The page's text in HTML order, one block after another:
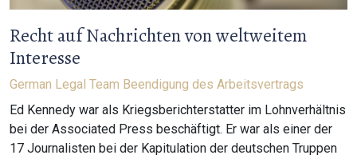
Recht auf Nachrichten von weltweitem
Interesse
German Legal Team Beendigung des Arbeitsvertrags
Ed Kennedy war als Kriegsberichterstatter im Lohnverhältnis
bei der Associated Press beschäftigt. Er war als einer der
17 Journalisten bei der Kapitulation der deutschen Truppen